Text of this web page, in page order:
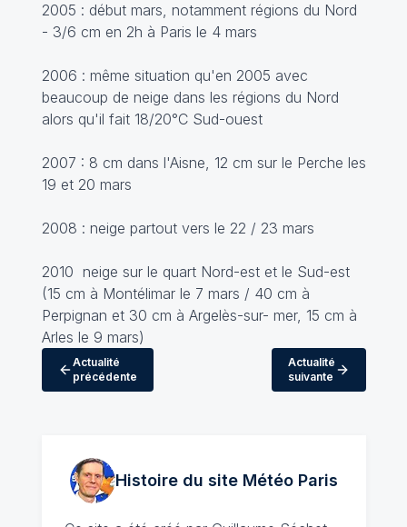
2005 : début mars, notamment régions du Nord
- 3/6 cm en 2h à Paris le 4 mars
2006 : même situation qu'en 2005 avec
beaucoup de neige dans les régions du Nord
alors qu'il fait 18/20°C Sud-ouest
2007 : 8 cm dans l'Aisne, 12 cm sur le Perche les
19 et 20 mars
2008 : neige partout vers le 22 / 23 mars
2010 neige sur le quart Nord-est et le Sud-est
(15 cm à Montélimar le 7 mars / 40 cm à
Perpignan et 30 cm à Argelès-sur- mer, 15 cm à
Arles le 9 mars)
Actualité
précédente
Actualité
suivante
Histoire du site MétéoParis